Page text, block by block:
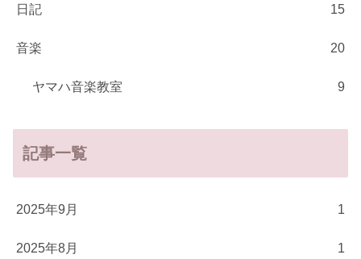
日記 15
音楽 20
ヤマハ音楽教室 9
記事一覧
2025年9月 1
2025年8月 1